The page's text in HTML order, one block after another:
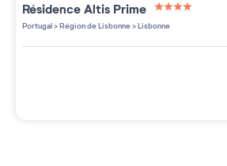
RésidenceAltis Prime
4 étoiles sur 5
Portugal>Région de Lisbonne>Lisbonne